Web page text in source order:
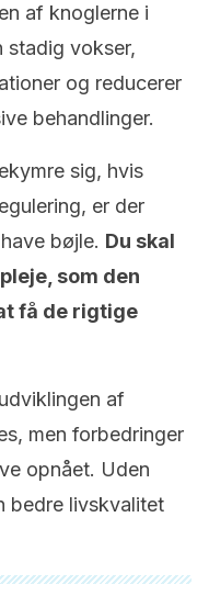
af knoglerne i
stadig vokser,
og reducerer
behandlinger.
sig, hvis
er der
bøjle. Du skal
som den
få de rigtige
af
men forbedringer
opnået. Uden
bedre livskvalitet